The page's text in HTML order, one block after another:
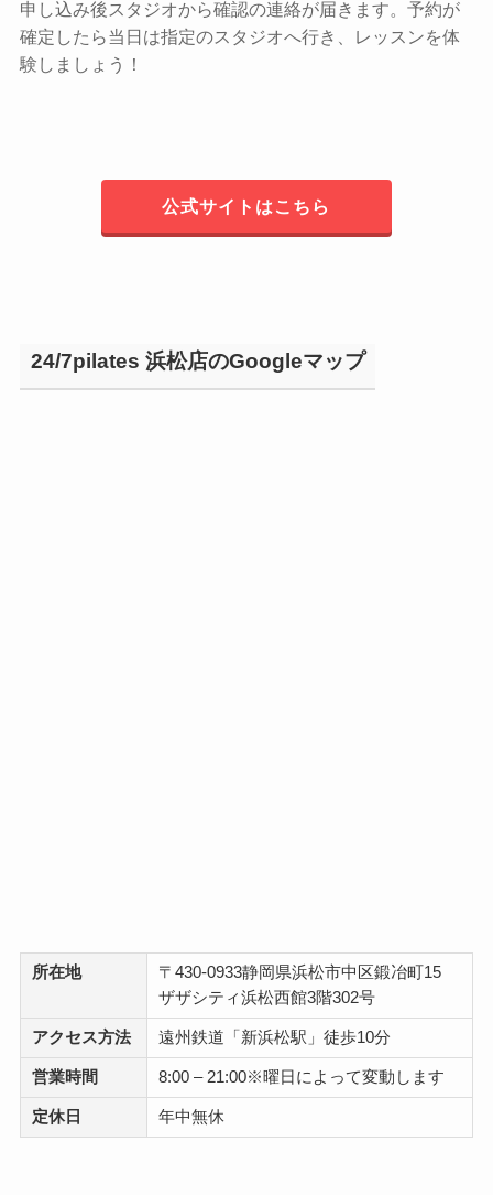
申し込み後スタジオから確認の連絡が届きます。予約が
確定したら当日は指定のスタジオへ行き、レッスンを体
験しましょう！
公式サイトはこちら
24/7pilates 浜松店のGoogleマップ
所在地
〒430-0933静岡県浜松市中区鍛冶町15
ザザシティ浜松西館3階302号
アクセス方法 遠州鉄道「新浜松駅」徒歩10分
営業時間 8:00 – 21:00※曜日によって変動します
定休日 年中無休